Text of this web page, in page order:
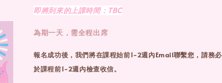
即將到來的上課時間：TBC
為期一天，需全程出席
報名成功後，我們將在課程始前1-2週內Email聯繫您，請務
於課程前1-2週內檢查收信。